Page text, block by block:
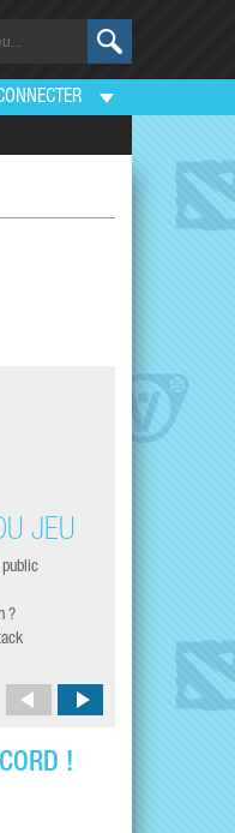
JEU
public
?
28-09-2005 -
PoA
03-09-2005 - PoA :
!